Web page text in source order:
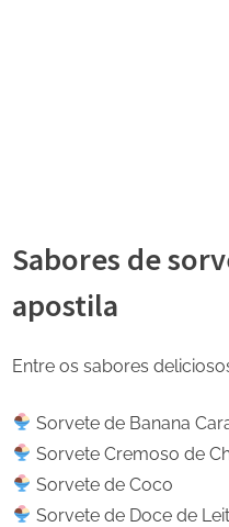
Sabores de
apostila
Entre os sabores
Sorvete de Banana
Sorvete Cremoso de
Sorvete de Coco
Sorvete de Doce de